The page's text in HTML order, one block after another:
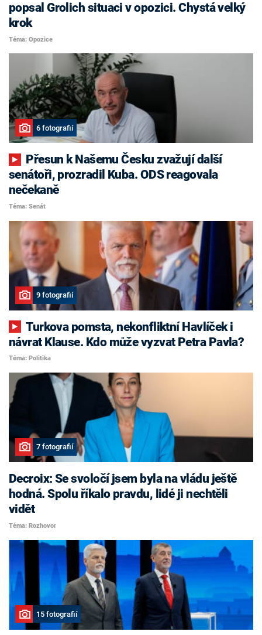
popsal Grolich situaci v opozici. Chystá velký
krok
Téma: Opozice
6 fotografií
senátoři, prozradil Kuba. ODS reagovala
nečekaně
Téma: Senát
9 fotografií
Turkova pomsta, nekonfliktní Havlíček i
návrat Klause. Kdo může vyzvat Petra Pavla?
Téma: Politika
7 fotografií
Decroix: Se svoločí jsem byla na vládu ještě
hodná. Spolu říkalo pravdu, lidé ji nechtěli
vidět
Téma: Rozhovor
15 fotografií